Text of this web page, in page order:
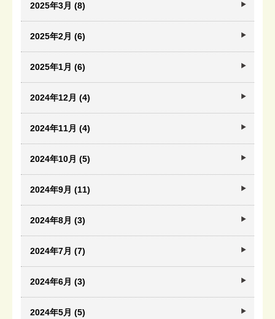
2025年3月 (8)
2025年2月 (6)
2025年1月 (6)
2024年12月 (4)
2024年11月 (4)
2024年10月 (5)
2024年9月 (11)
2024年8月 (3)
2024年7月 (7)
2024年6月 (3)
2024年5月 (5)